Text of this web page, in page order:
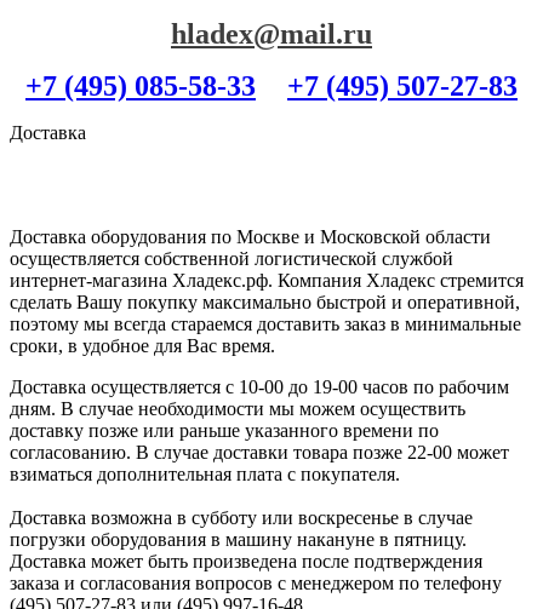
hladex@mail.ru
+7 (495) 085-58-33
+7 (495) 507-27-83
Доставка
Доставка оборудования по Москве и Московской области
осуществляется собственной логистической службой
интернет-магазина Хладекс.рф. Компания Хладекс стремится
сделать Вашу покупку максимально быстрой и оперативной,
поэтому мы всегда стараемся доставить заказ в минимальные
сроки, в удобное для Вас время.
Доставка осуществляется с 10-00 до 19-00 часов по рабочим
дням. В случае необходимости мы можем осуществить
доставку позже или раньше указанного времени по
согласованию. В случае доставки товара позже 22-00 может
взиматься дополнительная плата с покупателя.
Доставка возможна в субботу или воскресенье в случае
погрузки оборудования в машину накануне в пятницу.
Доставка может быть произведена после подтверждения
заказа и согласования вопросов с менеджером по телефону